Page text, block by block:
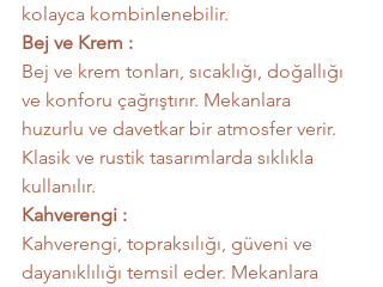
kolayca kombinlenebilir.
Bej ve Krem :
Bej ve krem tonları, sıcaklığı, doğallığı
ve konforu çağrıştırır. Mekanlara
huzurlu ve davetkar bir atmosfer verir.
Klasik ve rustik tasarımlarda sıklıkla
kullanılır.
Kahverengi :
Kahverengi, topraksılığı, güveni ve
dayanıklılığı temsil eder. Mekanlara